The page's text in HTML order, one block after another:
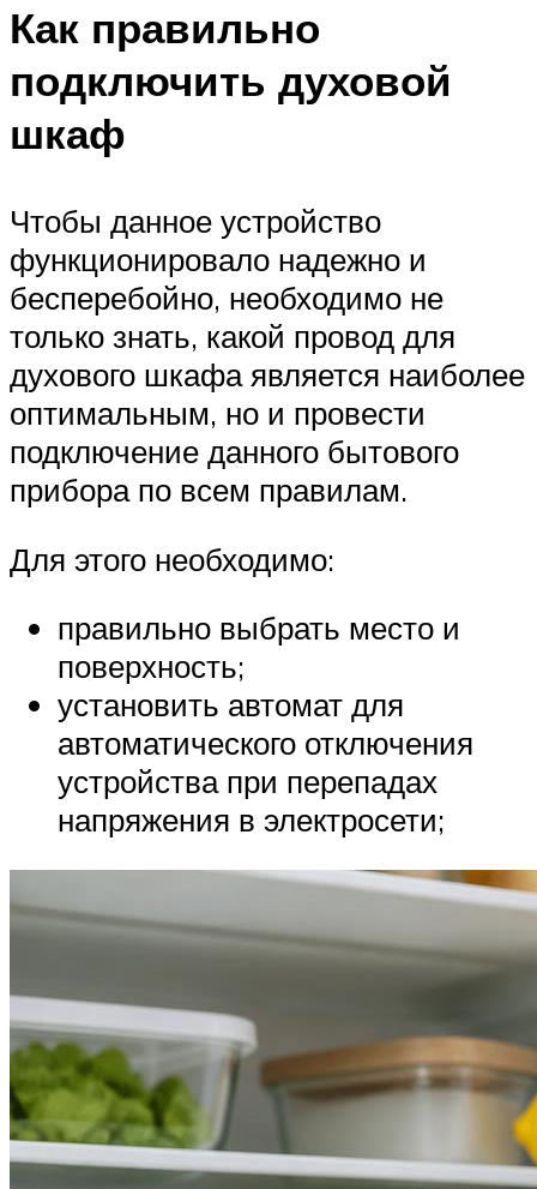
Как правильно
подключить духовой
шкаф
Чтобы данное устройство
функционировало надежно и
бесперебойно, необходимо не
только знать, какой провод для
духового шкафа является наиболее
оптимальным, но и провести
подключение данного бытового
прибора по всем правилам.
Для этого необходимо:
правильно выбрать место и
поверхность;
установить автомат для
автоматического отключения
устройства при перепадах
напряжения в электросети;